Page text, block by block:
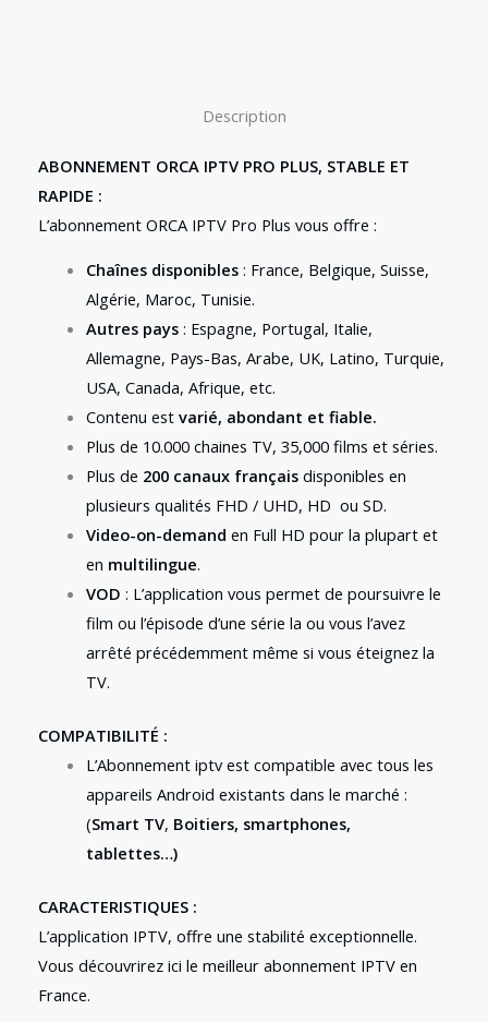
Description
ABONNEMENT ORCA IPTV PRO PLUS, STABLE ET
RAPIDE :
L’abonnement ORCA IPTV Pro Plus vous offre :
Chaînes disponibles: France, Belgique, Suisse,
Algérie, Maroc, Tunisie.
Autres pays : Espagne, Portugal, Italie,
Allemagne, Pays-Bas, Arabe, UK, Latino, Turquie,
USA, Canada, Afrique, etc.
Contenu est varié, abondant et fiable.
Plus de 10.000 chaines TV, 35,000 films et séries.
Plus de 200 canaux françaisdisponibles en
plusieurs qualités FHD / UHD, HD ou SD.
Video-on-demand en Full HD pour la plupart et
en multilingue.
VOD : L’application vous permet de poursuivre le
film ou l’épisode d’une série la ou vous l’avez
arrêté précédemment même si vous éteignez la
TV.
COMPATIBILITÉ :
L’Abonnement iptv est compatible avec tous les
appareils Android existants dans le marché :
(Smart TV, Boitiers, smartphones,
tablettes…)
CARACTERISTIQUES :
L’application IPTV, offre une stabilité exceptionnelle.
Vous découvrirez ici le meilleur abonnement IPTV en
France.